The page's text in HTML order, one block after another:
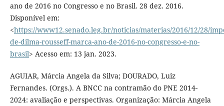
ano de 2016 no Congresso e no Brasil. 28 dez. 2016.
Disponível em:
<https://www12.senado.leg.br/noticias/materias/2016/12/28/
de-dilma-rousseff-marca-ano-de-2016-no-congresso-e-no-
brasil> Acesso em: 13 jan. 2023.
AGUIAR, Márcia Angela da Silva; DOURADO, Luiz
Fernandes. (Orgs.). A BNCC na contramão do PNE 2014-
2024: avaliação e perspectivas. Organização: Márcia Angela